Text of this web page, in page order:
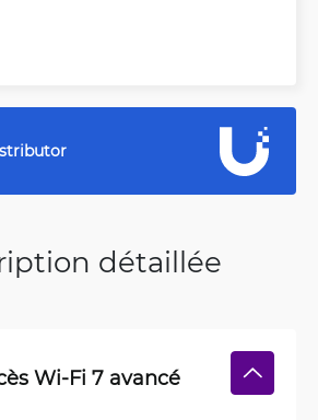
détaillée
Wi-Fi 7 avancé